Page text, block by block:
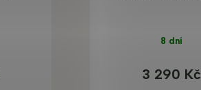
8 dní
3 290 Kč